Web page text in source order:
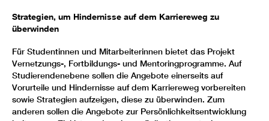
Strategien, um Hindernisse auf dem Karriereweg zu
überwinden
Für Studentinnen und Mitarbeiterinnen bietet das Projekt
Vernetzungs-, Fortbildungs- und Mentoringprogramme. Auf
Studierendenebene sollen die Angebote einerseits auf
Vorurteile und Hindernisse auf dem Karriereweg vorbereiten
sowie Strategien aufzeigen, diese zu überwinden. Zum
anderen sollen die Angebote zur Persönlichkeitsentwicklung